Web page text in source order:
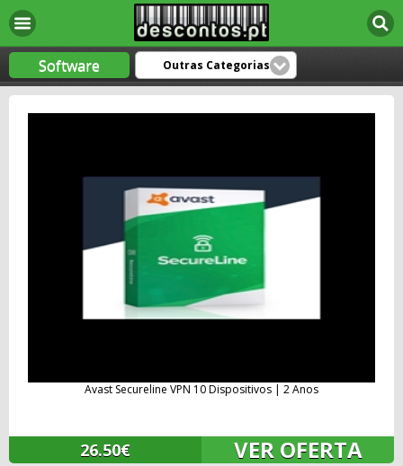
Software Outras Categorias
Avast Secureline VPN 10 Dispositivos | 2 Anos
26.50€ VER OFERTA